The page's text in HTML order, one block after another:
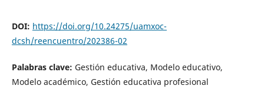
DOI: https://doi.org/10.24275/uamxoc-
dcsh/reencuentro/202386-02
Palabras clave: Gestión educativa, Modelo educativo,
Modelo académico, Gestión educativa profesional